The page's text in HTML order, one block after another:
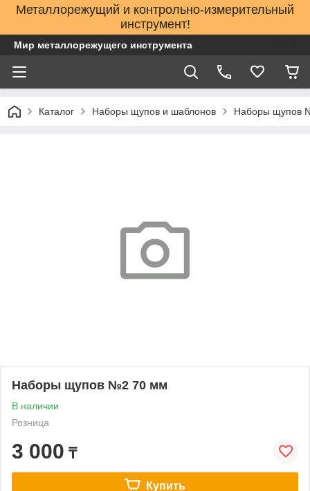
Металлорежущий и контрольно-измерительный
инструмент!
Мир металлорежущего инструмента
Каталог Наборы щупов и шаблонов Наборы щупов
Наборы щупов №2 70 мм
В наличии
Розница
3 000 ₸
Купить